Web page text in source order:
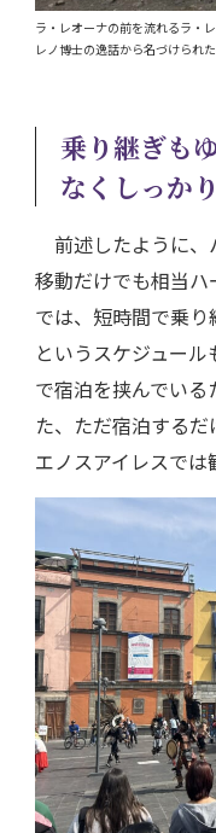
ラ・レオーナの前を流れるラ・
レノ博士の逸話から名づけられ
乗り継ぎも
なくしっか
前述したように、
移動だけでも相当
では、短時間で乗
というスケジュー
で宿泊を挟んでい
た、ただ宿泊する
エノスアイレスでは